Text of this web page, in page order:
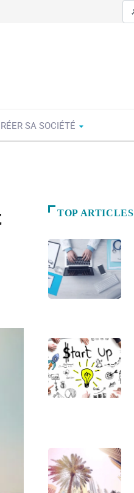
SA SOCIÉTÉ
TOP ARTICLES